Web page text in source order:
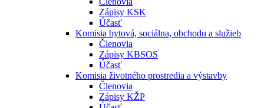
Zápisy KSK
Účasť
Komisia bytová, sociálna, obchodu a služieb
Členovia
Zápisy KBSOS
Účasť
Komisia životného prostredia a výstavby
Členovia
Zápisy KŽP